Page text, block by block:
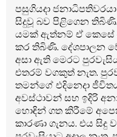
පසුගියදා
සිදුවූ බව පිළිගෙන
යමක් ඇත්නම් ඒ කෙසේ
කර තිබිණි. දේශපාලන
අසා ඇති මෙරට
එතරම් වගකුත් නැත.
තමන්ගේ එදිනෙදා
අවස්ථාවන් සහ ඉදිරි
හොඳින් ගත කිරීමේ
කාරණා ගැනය. එය